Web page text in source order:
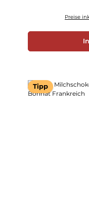
Preise
Tipp